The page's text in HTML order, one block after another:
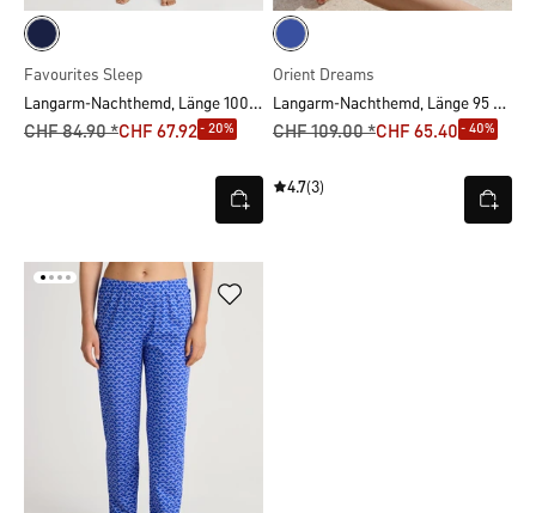
Favourites Sleep
Langarm-Nachthemd, Länge 100 cm
CHF 84.90 *CHF 67.92- 20%
Orient Dreams
Langarm-Nachthemd, Länge 95 cm
CHF 109.00 *CHF 65.40 - 40%
4.7(3)